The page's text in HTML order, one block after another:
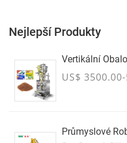
Nejlepší Produkty
Vertikální
US$
Průmyslové